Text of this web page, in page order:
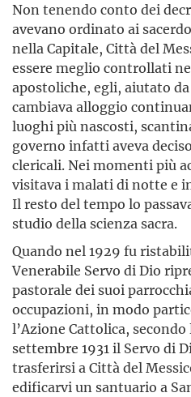
Non tenendo conto dei
avevano ordinato ai
nella Capitale, Città del
essere meglio controllati
apostoliche, egli, aiutato
cambiava alloggio
luoghi più nascosti,
governo infatti aveva
clericali. Nei momenti più
visitava i malati di notte e
Il resto del tempo lo
studio della scienza sacra.
Quando nel 1929 fu
Venerabile Servo di Dio
pastorale dei suoi
occupazioni, in modo
l’Azione Cattolica,
settembre 1931 il Servo di
trasferirsi a Città del
edificarvi un santuario a